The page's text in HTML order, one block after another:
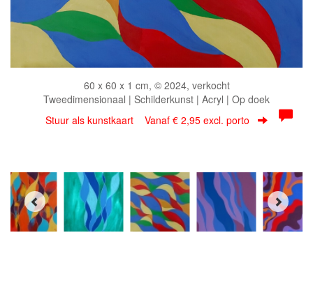
60 x 60 x 1 cm, © 2024, verkocht
Tweedimensionaal | Schilderkunst | Acryl | Op doek
Stuur als kunstkaart Vanaf € 2,95 excl. porto